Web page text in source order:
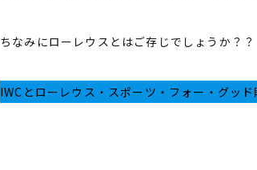
ちなみにローレウスとはご存じでしょうか？？
IWCとローレウス・スポーツ・フォー・グッド